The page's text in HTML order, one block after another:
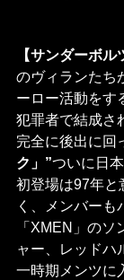
【サンダーボル
のヴィランたち
ーロー活動をす
犯罪者で結成さ
完全に後出に回
ク」”ついに日
初登場は97年と
く、メンバーも
「XMEN」の
ャー、レッドハ
一時期メンツに